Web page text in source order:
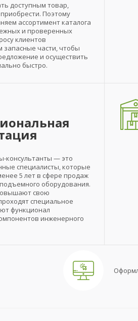
доступным товар,
Поэтому
ассортимент каталога
и проверенных
клиентов
запасные части, чтобы
и осуществить
быстро.
консультанты — это
специалисты, которые
5 лет в сфере продаж
оборудования.
свою
специальное
функционал
инженерного